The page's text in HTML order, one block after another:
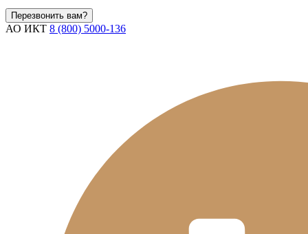
Перезвонить вам?
АО ИКТ 8 (800) 5000-136